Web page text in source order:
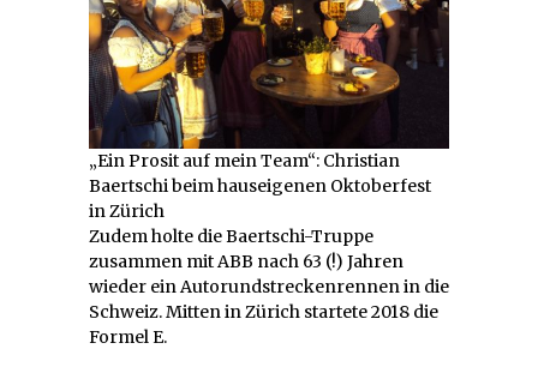
„Ein Prosit auf mein Team“: Christian
Baertschi beim hauseigenen Oktoberfest
in Zürich
Zudem holte die Baertschi-Truppe
zusammen mit ABB nach 63 (!) Jahren
wieder ein Autorundstreckenrennen in die
Schweiz. Mitten in Zürich startete 2018 die
Formel E.